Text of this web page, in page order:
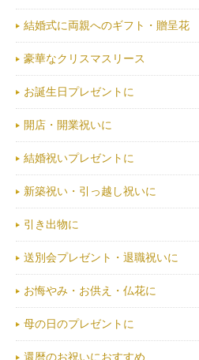
結婚式に両親へのギフト・贈呈花
豪華なクリスマスリース
お誕生日プレゼントに
開店・開業祝いに
結婚祝いプレゼントに
新築祝い・引っ越し祝いに
引き出物に
送別会プレゼント・退職祝いに
お悔やみ・お供え・仏花に
母の日のプレゼントに
還暦のお祝いにおすすめ